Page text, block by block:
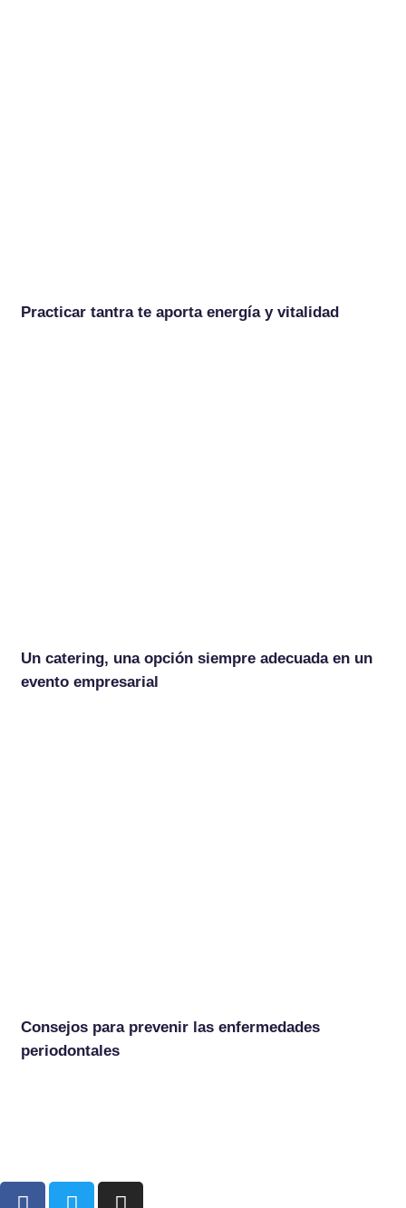
Practicar tantra te aporta energía y vitalidad
Un catering, una opción siempre adecuada en un
evento empresarial
Consejos para prevenir las enfermedades
periodontales
F
T
I